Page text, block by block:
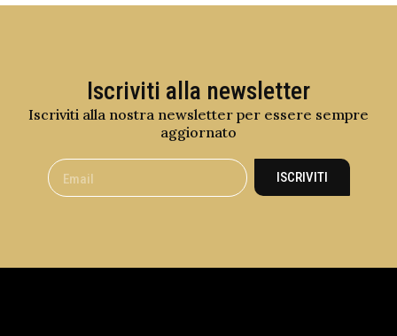
Iscriviti alla newsletter
Iscriviti alla nostra newsletter per essere sempre
aggiornato
ISCRIVITI